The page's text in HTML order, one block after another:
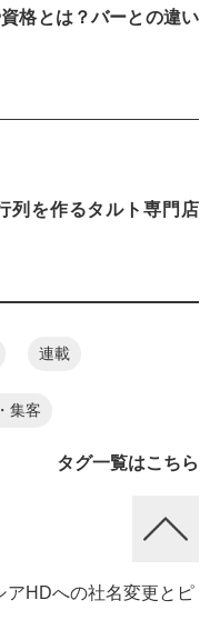
格とは？バーとの違い
列を作るタルト専門店
連載
集客
タグ一覧はこちら
アHDへの社名変更とピ